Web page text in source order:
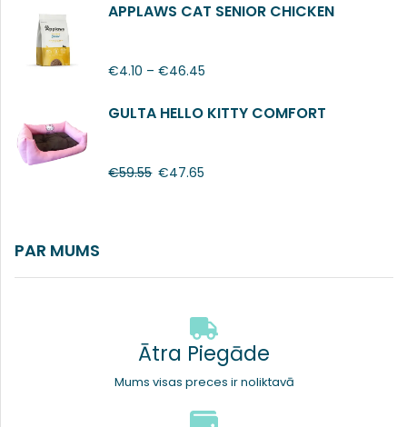
APPLAWS CAT SENIOR CHICKEN
€4.10 – €46.45
GULTA HELLO KITTY COMFORT
€59.55 €47.65
PAR MUMS
Ātra Piegāde
Mums visas preces ir noliktavā